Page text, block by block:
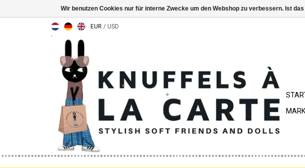
EUR / USD
Wir benutzen Cookies nur für interne Zwecke um den Webshop zu verbessern. Ist